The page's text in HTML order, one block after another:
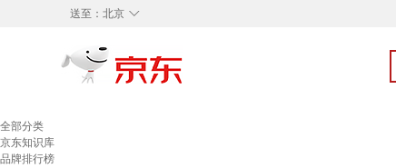
◇
送至： 北京
全部分类
京东知识库
品牌排行榜